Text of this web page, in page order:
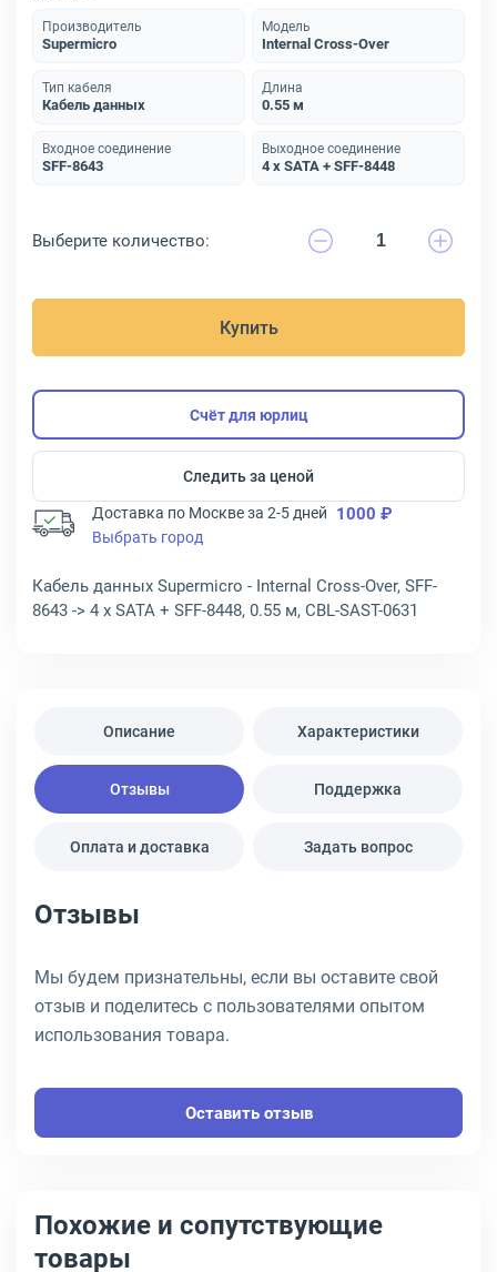
Производитель
Supermicro
Модель
Internal Cross-Over
Тип кабеля
Кабель данных
Длина
0.55 м
Входное соединение
SFF-8643
Выходное соединение
4 x SATA + SFF-8448
Выберите количество:
Купить
Счёт для юрлиц
Следить за ценой
Доставка по Москве за 2-5 дней 1000 ₽
Выбрать город
Кабель данных Supermicro - Internal Cross-Over, SFF-
8643 -> 4 x SATA + SFF-8448, 0.55 м, CBL-SAST-0631
Описание Характеристики
Отзывы Поддержка
Оплата и доставка Задать вопрос
Отзывы
Мы будем признательны, если вы оставите свой
отзыв и поделитесь с пользователями опытом
использования товара.
Оставить отзыв
Похожие и сопутствующие
товары